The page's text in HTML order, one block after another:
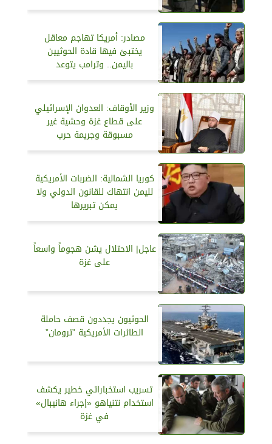
مصادر: أمريكا تهاجم معاقل
يختبئ فيها قادة الحوثيين
باليمن.. وترامب يتوعد
وزير الأوقاف: العدوان الإسرائيلي
على قطاع غزة وحشية غير
مسبوقة وجريمة حرب
كوريا الشمالية: الضربات الأمريكية
لليمن انتهاك للقانون الدولي ولا
يمكن تبريرها
عاجل| الاحتلال يشن هجوماً واسعاً
على غزة
الحوثيون يجددون قصف حاملة
الطائرات الأمريكية ”ترومان”
تسريب استخباراتي خطير يكشف
استخدام نتنياهو «إجراء هانيبال»
في غزة